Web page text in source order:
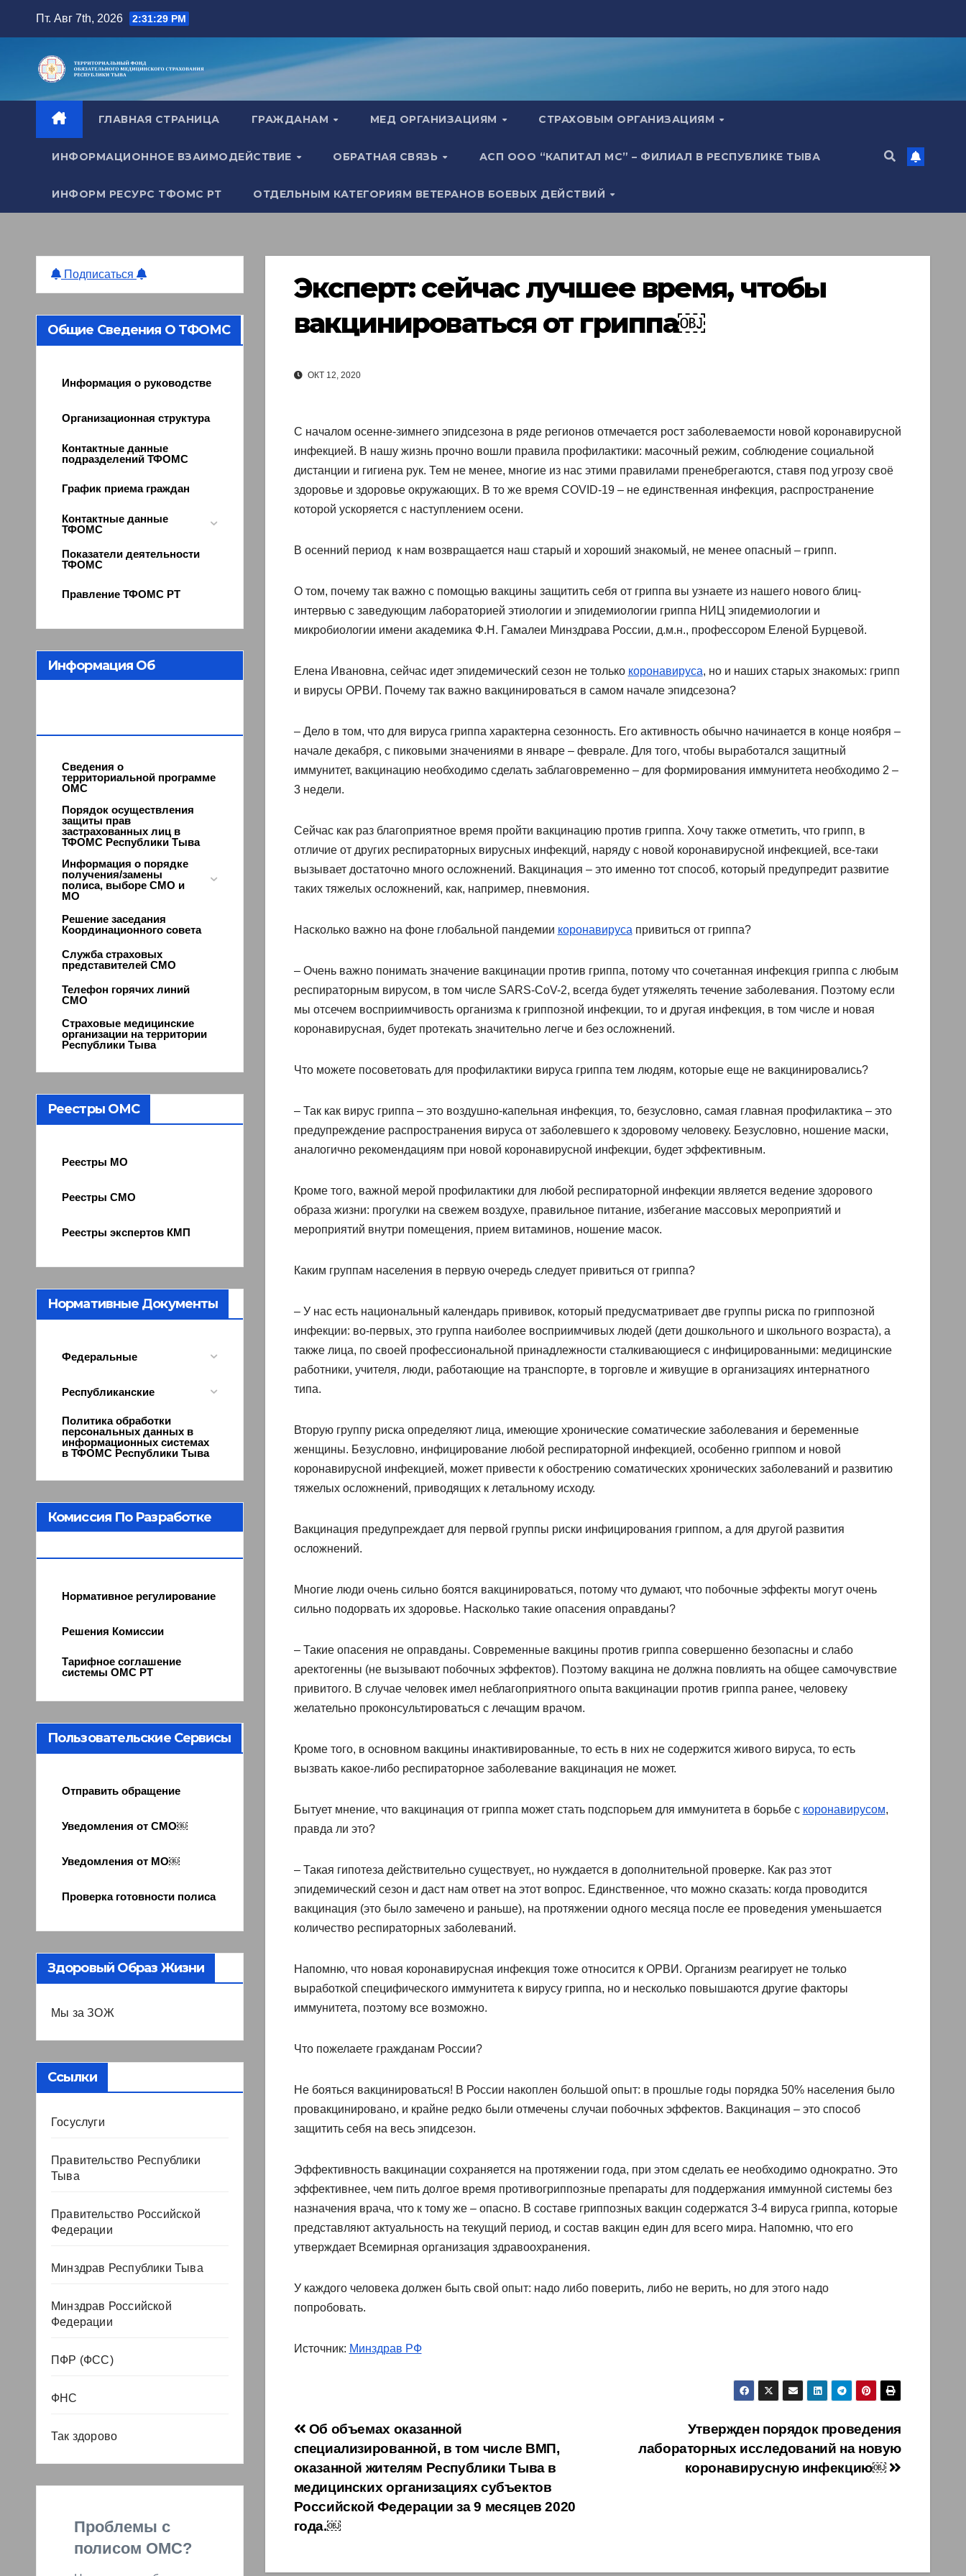
содержимому
Пт. Авг 7th, 2026 2:31:30 PM
ГЛАВНАЯ СТРАНИЦА ГРАЖДАНАМ МЕД ОРГАНИЗАЦИЯМ СТРАХОВЫМ ОРГАНИЗАЦИЯМ
ИНФОРМАЦИОННОЕ ВЗАИМОДЕЙСТВИЕ ОБРАТНАЯ СВЯЗЬ АСП ООО “КАПИТАЛ МС” – ФИЛИАЛ В РЕСПУБЛИКЕ ТЫВА
ИНФОРМ РЕСУРС ТФОМС РТ ОТДЕЛЬНЫМ КАТЕГОРИЯМ ВЕТЕРАНОВ БОЕВЫХ ДЕЙСТВИЙ
Подписаться
Общие Сведения О ТФОМС
Информация о руководстве
Организационная структура
Контактные данные
подразделений ТФОМС
График приема граждан
Контактные данные
ТФОМС
Показатели деятельности
ТФОМС
Правление ТФОМС РТ
Информация Об
Сведения о
территориальной программе
ОМС
Порядок осуществления
защиты прав
застрахованных лиц в
ТФОМС Республики Тыва
Информация о порядке
получения/замены
полиса, выборе СМО и
МО
Решение заседания
Координационного совета
Служба страховых
представителей СМО
Телефон горячих линий
СМО
Страховые медицинские
организации на территории
Республики Тыва
Реестры ОМС
Реестры МО
Реестры СМО
Реестры экспертов КМП
Нормативные Документы
Федеральные
Республиканские
Политика обработки
персональных данных в
информационных системах
в ТФОМС Республики Тыва
Комиссия По Разработке
Нормативное регулирование
Решения Комиссии
Тарифное соглашение
системы ОМС РТ
Пользовательские Сервисы
Отправить обращение
Уведомления от СМО￼
Уведомления от МО￼
Проверка готовности полиса
Здоровый Образ Жизни
Мы за ЗОЖ
Ссылки
Госуслуги
Правительство Республики
Тыва
Правительство Российской
Федерации
Минздрав Республики Тыва
Минздрав Российской
Федерации
ПФР (ФСС)
ФНС
Так здорово
Проблемы с
полисом ОМС?
Эксперт: сейчас лучшее время, чтобы
вакцинироваться от гриппа￼
ОКТ 12, 2020
С началом осенне-зимнего эпидсезона в ряде регионов отмечается рост заболеваемости новой коронавирусной
инфекцией. В нашу жизнь прочно вошли правила профилактики: масочный режим, соблюдение социальной
дистанции и гигиена рук. Тем не менее, многие из нас этими правилами пренебрегаются, ставя под угрозу своё
здоровье и здоровье окружающих. В то же время COVID-19 – не единственная инфекция, распространение
которой ускоряется с наступлением осени.
В осенний период к нам возвращается наш старый и хороший знакомый, не менее опасный – грипп.
О том, почему так важно с помощью вакцины защитить себя от гриппа вы узнаете из нашего нового блиц-
интервью с заведующим лабораторией этиологии и эпидемиологии гриппа НИЦ эпидемиологии и
микробиологии имени академика Ф.Н. Гамалеи Минздрава России, д.м.н., профессором Еленой Бурцевой.
Елена Ивановна, сейчас идет эпидемический сезон не только коронавируса, но и наших старых знакомых: грипп
и вирусы ОРВИ. Почему так важно вакцинироваться в самом начале эпидсезона?
– Дело в том, что для вируса гриппа характерна сезонность. Его активность обычно начинается в конце ноября –
начале декабря, с пиковыми значениями в январе – феврале. Для того, чтобы выработался защитный
иммунитет, вакцинацию необходимо сделать заблаговременно – для формирования иммунитета необходимо 2 –
3 недели.
Сейчас как раз благоприятное время пройти вакцинацию против гриппа. Хочу также отметить, что грипп, в
отличие от других респираторных вирусных инфекций, наряду с новой коронавирусной инфекцией, все-таки
вызывает достаточно много осложнений. Вакцинация – это именно тот способ, который предупредит развитие
таких тяжелых осложнений, как, например, пневмония.
Насколько важно на фоне глобальной пандемии коронавируса привиться от гриппа?
– Очень важно понимать значение вакцинации против гриппа, потому что сочетанная инфекция гриппа с любым
респираторным вирусом, в том числе SARS-CoV-2, всегда будет утяжелять течение заболевания. Поэтому если
мы отсечем восприимчивость организма к гриппозной инфекции, то и другая инфекция, в том числе и новая
коронавирусная, будет протекать значительно легче и без осложнений.
Что можете посоветовать для профилактики вируса гриппа тем людям, которые еще не вакцинировались?
– Так как вирус гриппа – это воздушно-капельная инфекция, то, безусловно, самая главная профилактика – это
предупреждение распространения вируса от заболевшего к здоровому человеку. Безусловно, ношение маски,
аналогично рекомендациям при новой коронавирусной инфекции, будет эффективным.
Кроме того, важной мерой профилактики для любой респираторной инфекции является ведение здорового
образа жизни: прогулки на свежем воздухе, правильное питание, избегание массовых мероприятий и
мероприятий внутри помещения, прием витаминов, ношение масок.
Каким группам населения в первую очередь следует привиться от гриппа?
– У нас есть национальный календарь прививок, который предусматривает две группы риска по гриппозной
инфекции: во-первых, это группа наиболее восприимчивых людей (дети дошкольного и школьного возраста), а
также лица, по своей профессиональной принадлежности сталкивающиеся с инфицированными: медицинские
работники, учителя, люди, работающие на транспорте, в торговле и живущие в организациях интернатного
типа.
Вторую группу риска определяют лица, имеющие хронические соматические заболевания и беременные
женщины. Безусловно, инфицирование любой респираторной инфекцией, особенно гриппом и новой
коронавирусной инфекцией, может привести к обострению соматических хронических заболеваний и развитию
тяжелых осложнений, приводящих к летальному исходу.
Вакцинация предупреждает для первой группы риски инфицирования гриппом, а для другой развития
осложнений.
Многие люди очень сильно боятся вакцинироваться, потому что думают, что побочные эффекты могут очень
сильно подорвать их здоровье. Насколько такие опасения оправданы?
– Такие опасения не оправданы. Современные вакцины против гриппа совершенно безопасны и слабо
аректогенны (не вызывают побочных эффектов). Поэтому вакцина не должна повлиять на общее самочувствие
привитого. В случае человек имел неблагоприятного опыта вакцинации против гриппа ранее, человеку
желательно проконсультироваться с лечащим врачом.
Кроме того, в основном вакцины инактивированные, то есть в них не содержится живого вируса, то есть
вызвать какое-либо респираторное заболевание вакцинация не может.
Бытует мнение, что вакцинация от гриппа может стать подспорьем для иммунитета в борьбе с коронавирусом,
правда ли это?
– Такая гипотеза действительно существует,, но нуждается в дополнительной проверке. Как раз этот
эпидемический сезон и даст нам ответ на этот вопрос. Единственное, что можно сказать: когда проводится
вакцинация (это было замечено и раньше), на протяжении одного месяца после ее проведения уменьшается
количество респираторных заболеваний.
Напомню, что новая коронавирусная инфекция тоже относится к ОРВИ. Организм реагирует не только
выработкой специфического иммунитета к вирусу гриппа, но и несколько повышаются другие факторы
иммунитета, поэтому все возможно.
Что пожелаете гражданам России?
Не бояться вакцинироваться! В России накоплен большой опыт: в прошлые годы порядка 50% населения было
провакцинировано, и крайне редко были отмечены случаи побочных эффектов. Вакцинация – это способ
защитить себя на весь эпидсезон.
Эффективность вакцинации сохраняется на протяжении года, при этом сделать ее необходимо однократно. Это
эффективнее, чем пить долгое время противогриппозные препараты для поддержания иммунной системы без
назначения врача, что к тому же – опасно. В составе гриппозных вакцин содержатся 3-4 вируса гриппа, которые
представляют актуальность на текущий период, и состав вакцин един для всего мира. Напомню, что его
утверждает Всемирная организация здравоохранения.
У каждого человека должен быть свой опыт: надо либо поверить, либо не верить, но для этого надо
попробовать.
Источник: Минздрав РФ
Навигация
по
записям
Утвержден порядок проведения
лабораторных исследований на новую
коронавирусную инфекцию￼
Об объемах оказанной
специализированной, в том числе ВМП,
оказанной жителям Республики Тыва в
медицинских организациях субъектов
Российской Федерации за 9 месяцев 2020
года.￼